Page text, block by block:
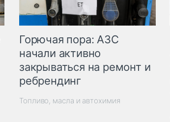
Горючая пора: АЗС
начали активно
закрываться на ремонт и
ребрендинг
Топливо, масла и автохимия